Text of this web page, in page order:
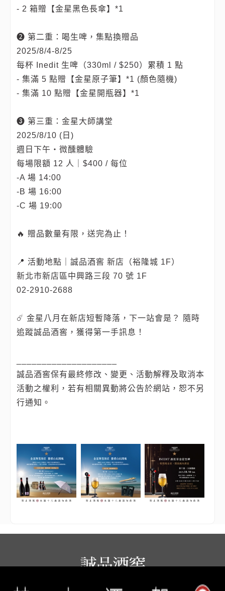
- 2 箱贈【金星黑色長傘】*1
➋ 第二重：喝生啤，集點換贈品
2025/8/4-8/25
每杯 Inedit 生啤（330ml / $250）累積 1 點
- 集滿 5 點贈【金星原子筆】*1 (顏色隨機)
- 集滿 10 點贈【金星開瓶器】*1
➌ 第三重：金星大師講堂
2025/8/10 (日)
週日下午・微醺體驗
每場限額 12 人｜$400 / 每位
-A 場 14:00
-B 場 16:00
-C 場 19:00
🔥 贈品數量有限，送完為止！
📍 活動地點｜誠品酒窖 新店（裕隆城 1F）
新北市新店區中興路三段 70 號 1F
02-2910-2688
☄️ 金星八月在新店短暫降落，下一站會是？ 隨時
追蹤誠品酒窖，獲得第一手訊息！
誠品酒窖保有最終修改、變更、活動解釋及取消本
活動之權利，若有相關異動將公告於網站，恕不另
行通知。